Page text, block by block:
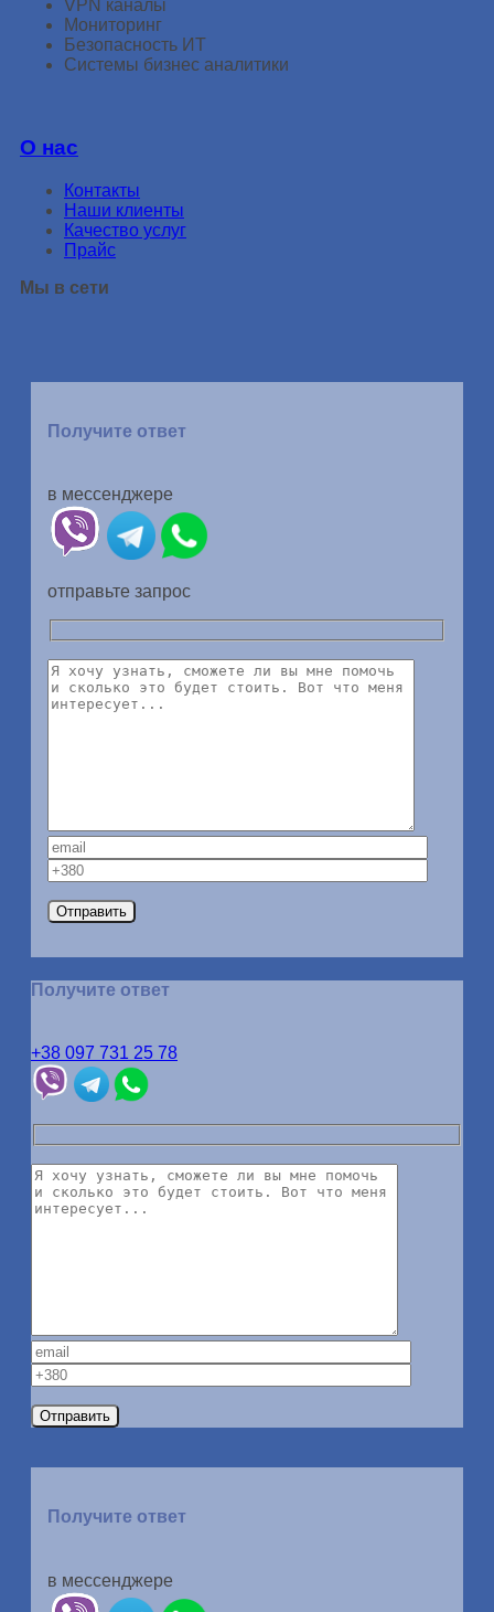
VPN каналы
Мониторинг
Безопасность ИТ
Системы бизнеc аналитики
О нас
Контакты
Наши клиенты
Качество услуг
Прайс
Мы в сети
Получите ответ
в мессенджере
отправьте запрос
Получите ответ
+38 097 731 25 78
Получите ответ
в мессенджере